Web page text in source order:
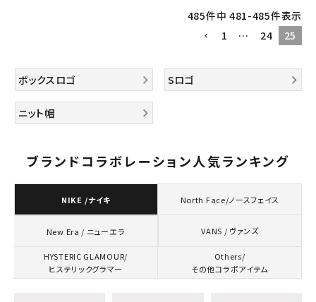
485件中 481-485件表示
1
… 24 25
ボックスロゴ Sロゴ
ニット帽
ブランドコラボレーション人気ランキング
NIKE /ナイキ North Face/ノースフェイス
New Era / ニューエラ VANS / ヴァンズ
HYSTERIC GLAMOUR/
ヒステリックグラマー
Others/
その他コラボアイテム